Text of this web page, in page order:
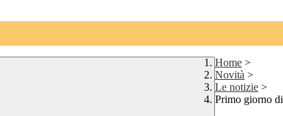
Home >
Novità >
Le notizie >
Primo giorno